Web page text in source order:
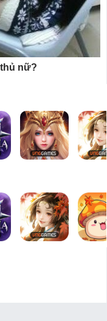
nữ?